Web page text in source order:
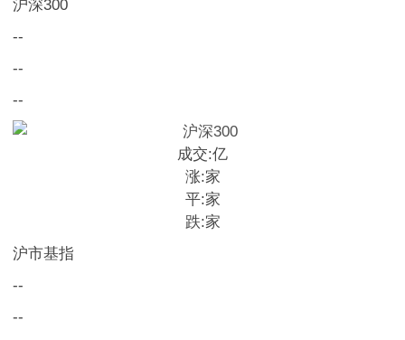
沪深300
--
--
--
成交:亿
涨:家
平:家
跌:家
沪市基指
--
--